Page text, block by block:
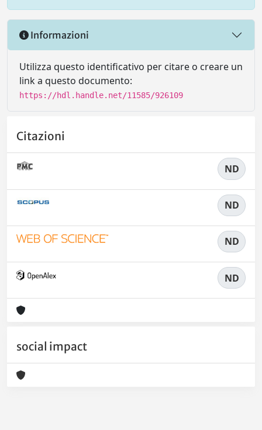
Informazioni
Utilizza questo identificativo per citare o creare un
link a questo documento:
https://hdl.handle.net/11585/926109
Citazioni
ND
ND
ND
ND
social impact